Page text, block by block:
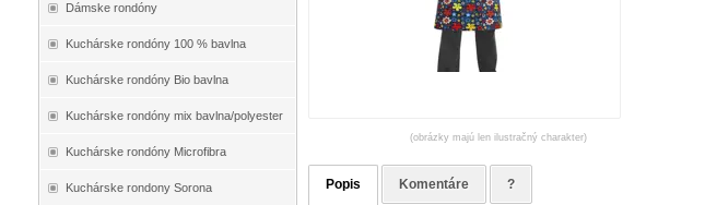
Dámske rondóny
Kuchárske rondóny 100 % bavlna
Kuchárske rondóny Bio bavlna
Kuchárske rondóny mix bavlna/polyester
Kuchárske rondóny Microfibra
Kuchárske rondony Sorona
(obrázky majú len ilustračný charakter)
Popis Komentáre ?